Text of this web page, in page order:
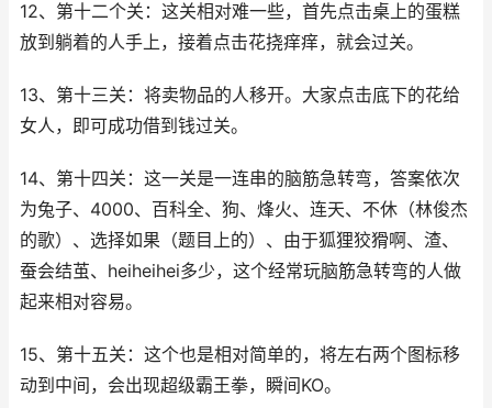
12、第十二个关：这关相对难一些，首先点击桌上的蛋糕
放到躺着的人手上，接着点击花挠痒痒，就会过关。
13、第十三关：将卖物品的人移开。大家点击底下的花给
女人，即可成功借到钱过关。
14、第十四关：这一关是一连串的脑筋急转弯，答案依次
为兔子、4000、百科全、狗、烽火、连天、不休（林俊杰
的歌）、选择如果（题目上的）、由于狐狸狡猾啊、渣、
蚕会结茧、heiheihei多少，这个经常玩脑筋急转弯的人做
起来相对容易。
15、第十五关：这个也是相对简单的，将左右两个图标移
动到中间，会出现超级霸王拳，瞬间KO。